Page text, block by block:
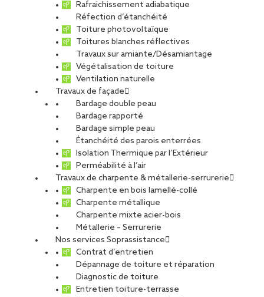
Rafraichissement adiabatique
Réfection d’étanchéité
Toiture photovoltaïque
Toitures blanches réflectives
Travaux sur amiante/Désamiantage
Végétalisation de toiture
Ventilation naturelle
Travaux de façade
Bardage double peau
Bardage rapporté
Bardage simple peau
Étanchéité des parois enterrées
Isolation Thermique par l’Extérieur
Perméabilité à l’air
Travaux de charpente & métallerie-serrurerie
Charpente en bois lamellé-collé
Charpente métallique
Charpente mixte acier-bois
Métallerie – Serrurerie
Nos services Soprassistance
Contrat d’entretien
Dépannage de toiture et réparation
Diagnostic de toiture
Entretien toiture-terrasse